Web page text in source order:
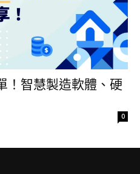
！智慧製造軟體、硬
0